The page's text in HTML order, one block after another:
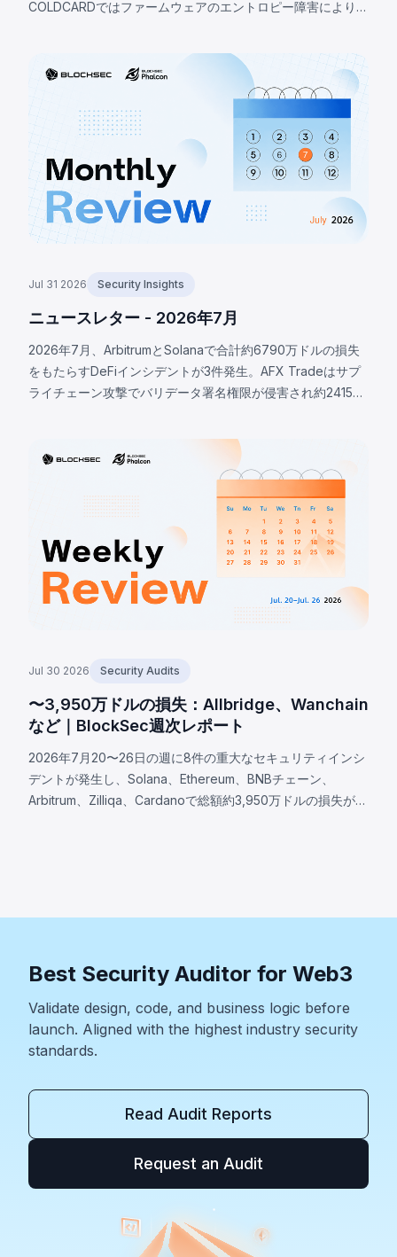
COLDCARDではファームウェアのエントロピー障害により、
成を誘導。攻撃者は少なくとも1,370 BTC（約8800万ドル）
を窃取。BNBチェーンのLULAトークンでは、攻撃者が特権的
な`recycle()`関数を呼び出し、PancakeSwap V2のペアから
LULAを引き出して流動性を枯渇させ、約57.8万ドルの損失が
発生。
Jul 31 2026 Security Insights
ニュースレター - 2026年7月
2026年7月、ArbitrumとSolanaで合計約6790万ドルの損失
をもたらすDeFiインシデントが3件発生。AFX Tradeはサプ
ライチェーン攻撃でバリデータ署名権限が侵害され約2415万
で議決権を取得し悪意ある資金移転を可決、約2000万ドル
Jul 30 2026 Security Audits
〜3,950万ドルの損失：Allbridge、Wanchain
など｜BlockSec週次レポート
2026年7月20〜26日の週に8件の重大なセキュリティインシ
デントが発生し、Solana、Ethereum、BNBチェーン、
Arbitrum、Zilliqa、Cardanoで総額約3,950万ドルの損失が生
Best Security Auditor for Web3
Validate design, code, and business logic before
launch. Aligned with the highest industry security
standards.
Read Audit Reports
Request an Audit